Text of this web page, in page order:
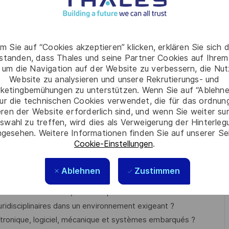
Sie auf “Cookies akzeptieren” klicken, erklären Sie sich
dass Thales und seine Partner Cookies auf
um die Navigation auf der Website zu verbessern, die
Website zu analysieren und unsere Rekrutierungs- und
zu unterstützen. Wenn Sie auf
die technischen Cookies verwendet, die für das
der Website erforderlich sind, und wenn Sie weiter
zu treffen, wird dies als Verweigerung der
Weitere Informationen finden Sie auf unserer
Cookie-Einstellungen.
Ablehnen Zustimmen
techniques, calendaires et financiers.
et budgétaire des lots
revues de développement
de problèmes
clients
de co-ingénierie
des responsables métiers
et innovants ?
termes de coûts, délais et performances ?
dans un environnement exigeant ?
logiciel, mécanique et systèmes embarqués ?